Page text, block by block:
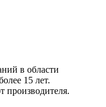
в области
15 лет.
производителя.